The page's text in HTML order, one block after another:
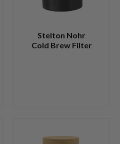
Stelton Nohr
Cold Brew Filter